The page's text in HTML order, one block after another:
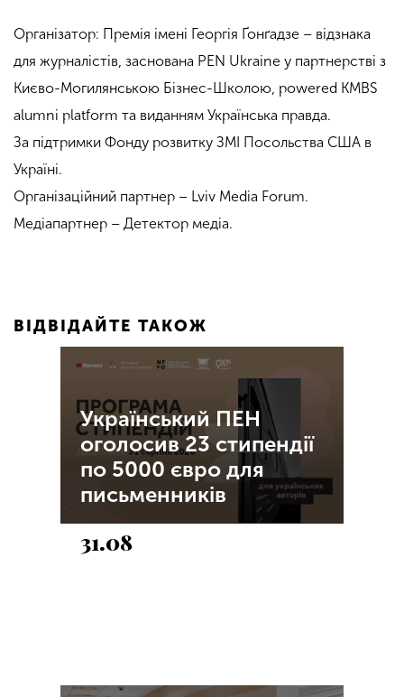
Організатор: Премія імені Георгія Ґонґадзе – відзнака
для журналістів, заснована PEN Ukraine у партнерстві з
Києво-Могилянською Бізнес-Школою, powered KMBS
alumni platform та виданням Українська правда.
За підтримки Фонду розвитку ЗМІ Посольства США в
Україні.
Організаційний партнер – Lviv Media Forum.
Медіапартнер – Детектор медіа.
ВІДВІДАЙТЕ ТАКОЖ
Український ПЕН
оголосив 23 стипендії
по 5000 євро для
письменників
31.08